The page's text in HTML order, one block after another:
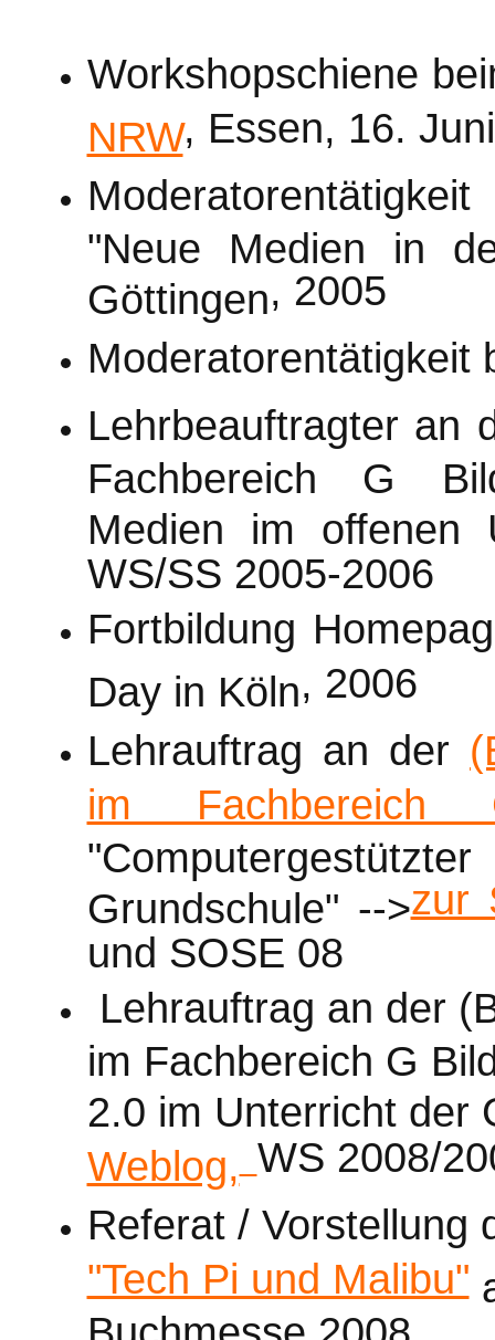
Workshopschiene
NRW, Essen, 16.
Moderatorentätigkeit
"Neue Medien in
Göttingen, 2005
Moderatorentätigkeit
Lehrbeauftragter an
Fachbereich G
Medien im offenen
WS/SS 2005-2006
Fortbildung
Day in Köln, 2006
Lehrauftrag an der
im Fachbereich
Grundschule" -->zur
und SOSE 08
Lehrauftrag an der
im Fachbereich G
2.0 im Unterricht der
Weblog,
WS 2008/
Referat / Vorstellung
"Tech Pi und Malibu"
Buchmesse 2008